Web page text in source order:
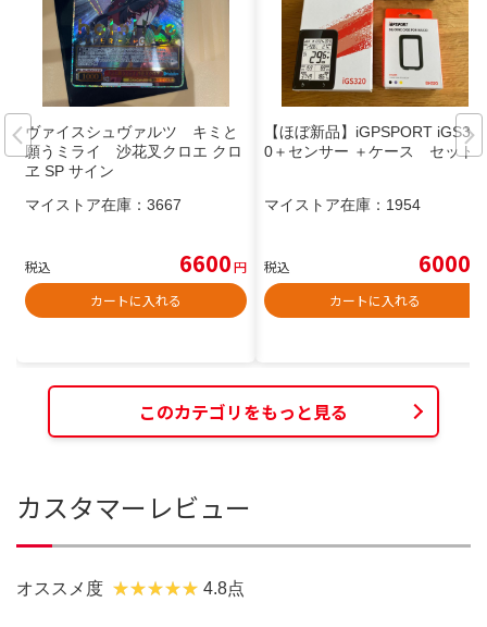
ヴァイスシュヴァルツ キミと
願うミライ 沙花叉クロエ クロ
ヱ SP サイン
マイストア在庫： 3667
税込 6600円
カートに入れる
【ほぼ新品】iGPSPORT iGS32
0＋センサー ＋ケース セット
マイストア在庫： 1954
税込 6000
カートに入れる
このカテゴリをもっと見る
カスタマーレビュー
オススメ度 4.8点